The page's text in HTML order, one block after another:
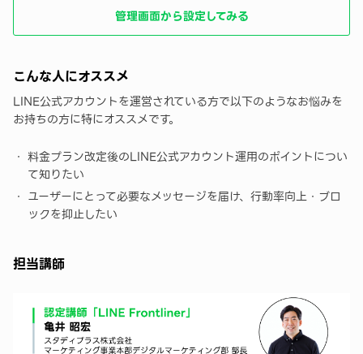
管理画面から設定してみる
こんな人にオススメ
LINE公式アカウントを運営されている方で以下のようなお悩みを
お持ちの方に特にオススメです。
料金プラン改定後のLINE公式アカウント運用のポイントについ
て知りたい
ユーザーにとって必要なメッセージを届け、行動率向上・ブロ
ックを抑止したい
担当講師